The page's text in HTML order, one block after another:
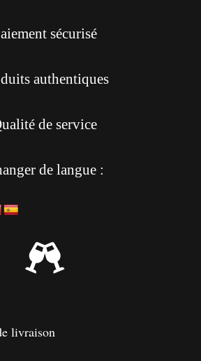
sécurisé
authentiques
de service
de langue :

livraison